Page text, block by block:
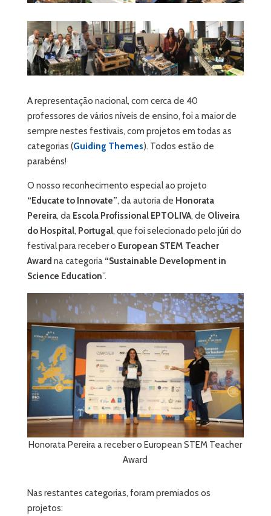
A representação nacional, com cerca de 40
professores de vários níveis de ensino, foi a maior de
sempre nestes festivais, com projetos em todas as
categorias (Guiding Themes). Todos estão de
parabéns!
O nosso reconhecimento especial ao projeto
“Educate to Innovate”, da autoria de Honorata
Pereira, da Escola Profissional EPTOLIVA, de Oliveira
do Hospital, Portugal, que foi selecionado pelo júri do
festival para receber o European STEM Teacher
Award na categoria “Sustainable Development in
Science Education”.
Honorata Pereira a receber o European STEM Teacher
Award
Nas restantes categorias, foram premiados os
projetos: